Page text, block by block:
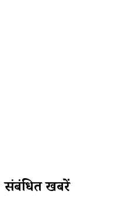
संबंधित खबरें